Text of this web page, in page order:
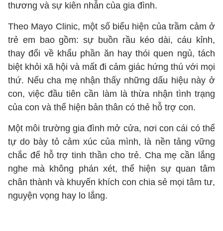
thương và sự kiên nhẫn của gia đình.
Theo Mayo Clinic, một số biểu hiện của trầm cảm ở
trẻ em bao gồm: sự buồn rầu kéo dài, cáu kỉnh,
thay đổi về khẩu phần ăn hay thói quen ngủ, tách
biệt khỏi xã hội và mất đi cảm giác hứng thú với mọi
thứ. Nếu cha mẹ nhận thấy những dấu hiệu này ở
con, việc đầu tiên cần làm là thừa nhận tình trạng
của con và thể hiện bản thân có thẻ hỗ trợ con.
Một môi trường gia đình mở cửa, nơi con cái có thể
tự do bày tỏ cảm xúc của mình, là nền tảng vững
chắc để hỗ trợ tinh thần cho trẻ. Cha mẹ cần lắng
nghe mà không phán xét, thể hiện sự quan tâm
chân thành và khuyến khích con chia sẻ mọi tâm tư,
nguyện vọng hay lo lắng.